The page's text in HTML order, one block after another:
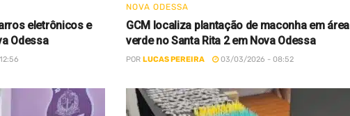
eletrônicos e
Odessa
NOVA ODESSA
GCM localiza plantação de maconha em área
verde no Santa Rita 2 em Nova Odessa
POR LUCAS PEREIRA 03/03/2026 - 08:52